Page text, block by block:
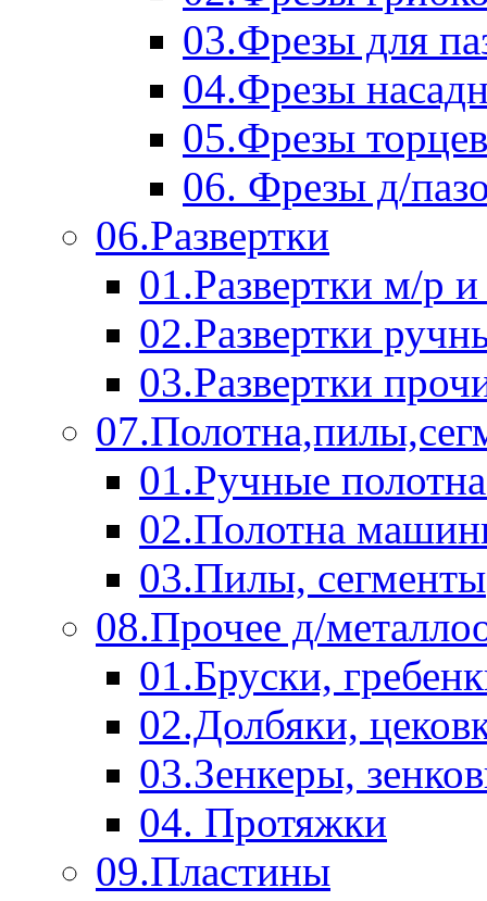
03.Фрезы для
04.Фрезы
05.Фрезы
06. Фрезы д/
06.Развертки
01.Развертки м/р
02.Развертки
03.Развертки
01.Ручные
02.Полотна
03.Пилы, сегменты
08.Прочее д/
01.Бруски,
02.Долбяки,
03.Зенкеры,
04. Протяжки
09.Пластины